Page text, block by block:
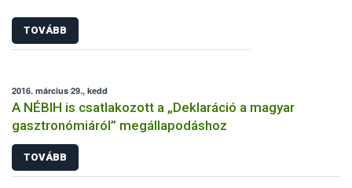
TOVÁBB
2016. március 29., kedd
A NÉBIH is csatlakozott a „Deklaráció a magyar
gasztronómiáról” megállapodáshoz
TOVÁBB